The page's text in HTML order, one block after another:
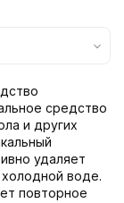
средство
и других
удаляет
воде.
повторное